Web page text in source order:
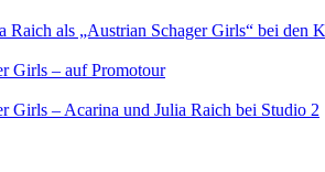
Raich als „Austrian Schager Girls“ bei den
Girls – auf Promotour
Girls – Acarina und Julia Raich bei Studio 2